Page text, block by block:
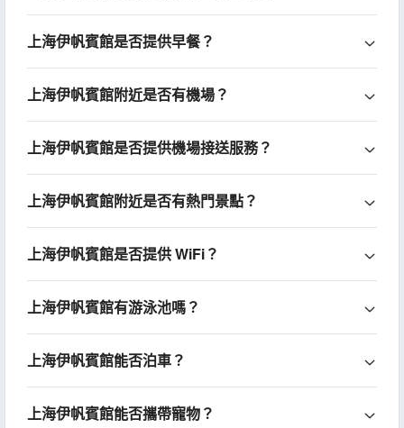
上海伊帆賓館是否提供早餐？
上海伊帆賓館附近是否有機場？
上海伊帆賓館是否提供機場接送服務？
上海伊帆賓館附近是否有熱門景點？
上海伊帆賓館是否提供 WiFi？
上海伊帆賓館有游泳池嗎？
上海伊帆賓館能否泊車？
上海伊帆賓館能否攜帶寵物？